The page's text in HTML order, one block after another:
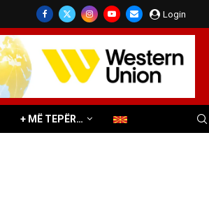
Login
+ MË TEPËR…